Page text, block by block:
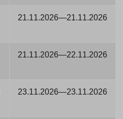
21.11.2026—21.11.2026
21.11.2026—22.11.2026
23.11.2026—23.11.2026